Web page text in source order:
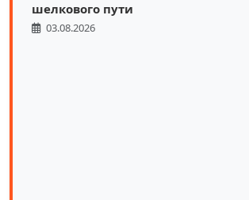
шелкового пути
03.08.2026